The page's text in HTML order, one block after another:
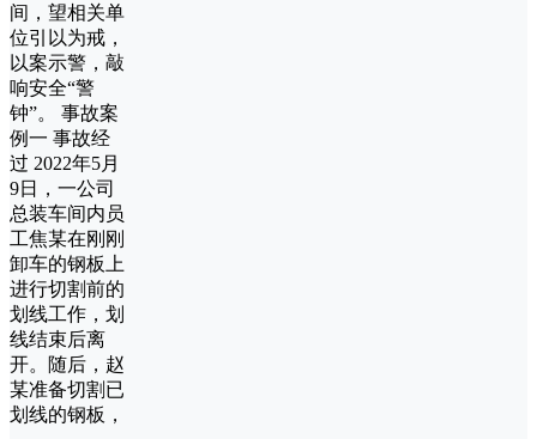
间，望相关单
位引以为戒，
以案示警，敲
响安全“警
钟”。 事故案
例一 事故经
过 2022年5月
9日，一公司
总装车间内员
工焦某在刚刚
卸车的钢板上
进行切割前的
划线工作，划
线结束后离
开。随后，赵
某准备切割已
划线的钢板，